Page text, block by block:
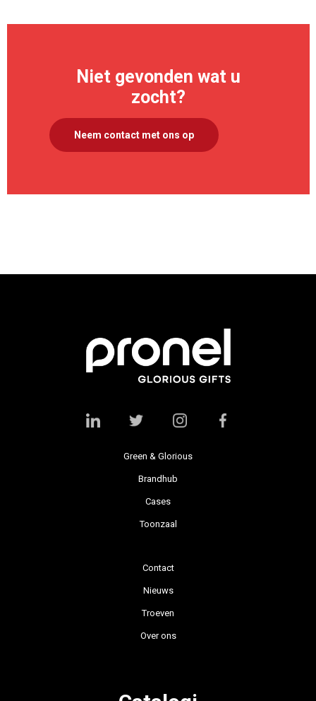
Niet gevonden wat u
zocht?
Neem contact met ons op
Green & Glorious
Brandhub
Cases
Toonzaal
Contact
Nieuws
Troeven
Over ons